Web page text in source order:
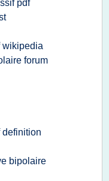
pdf
wikipedia
forum
definition
bipolaire